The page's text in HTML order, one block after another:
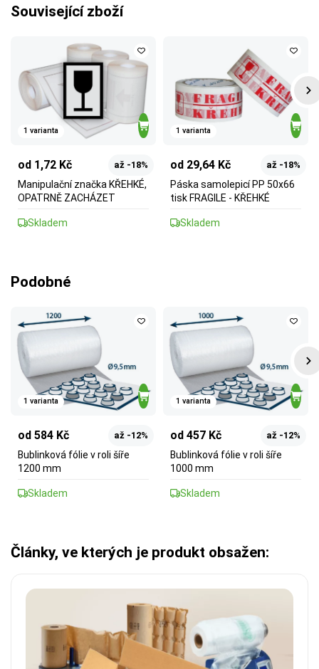
Související zboží
1 varianta
od 1,72 Kč až -18%
Manipulační značka KŘEHKÉ,
OPATRNĚ ZACHÁZET
Skladem
1 varianta
od 29,64 Kč až -18%
Páska samolepicí PP 50x66
tisk FRAGILE - KŘEHKÉ
Skladem
Podobné
1 varianta
od 584 Kč až -12%
Bublinková fólie v roli šíře
1200 mm
Skladem
1 varianta
od 457 Kč až -12%
Bublinková fólie v roli šíře
1000 mm
Skladem
Články, ve kterých je produkt obsažen: